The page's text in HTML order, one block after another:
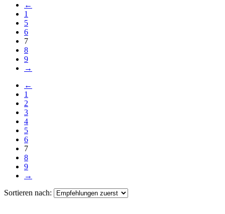
←
1
5
6
7
8
9
→
←
1
2
3
4
5
6
7
8
9
→
Sortieren nach: